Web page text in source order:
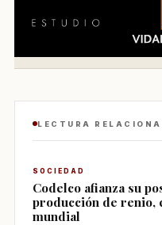
LECTURA
SOCIEDAD
Codelco afianza su
producción de renio,
mundial